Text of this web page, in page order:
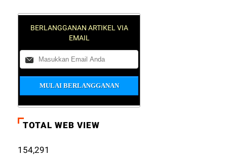
BERLANGGANAN ARTIKEL VIA
EMAIL
TOTAL WEB VIEW
154,291